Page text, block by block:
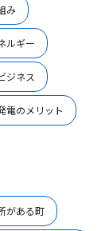
み
ルギー
ジネス
電のメリット
がある町